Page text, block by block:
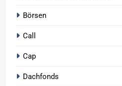
Börsen
Call
Cap
Dachfonds